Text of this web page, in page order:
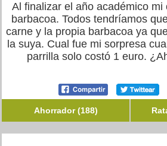
Al finalizar el año académico mi
barbacoa. Todos tendríamos
carne y la propia barbacoa ya
la suya. Cual fue mi sorpresa
parrilla solo costó 1 euro.
Ahorrador (188)